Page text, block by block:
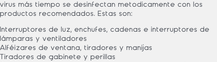
virus más tiempo se desinfectan metódicamente con los
productos recomendados. Estas son:
Interruptores de luz, enchufes, cadenas e interruptores de
lámparas y ventiladores
Alféizares de ventana, tiradores y manijas
Tiradores de gabinete y perillas